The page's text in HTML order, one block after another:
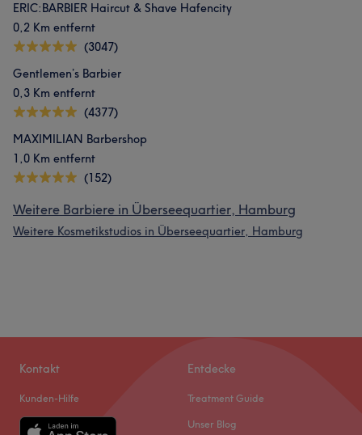
ERIC:BARBIER Haircut & Shave Hafencity
0,2 Km entfernt
(3047)
Gentlemen’s Barbier
0,3 Km entfernt
(4377)
MAXIMILIAN Barbershop
1,0 Km entfernt
(152)
Weitere Barbiere in Überseequartier, Hamburg
Weitere Kosmetikstudios in Überseequartier, Hamburg
Kontakt
Kunden-Hilfe
Entdecke
Treatment Guide
Unser Blog